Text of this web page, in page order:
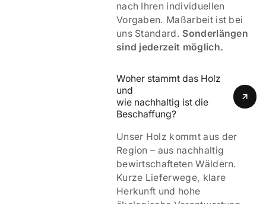
nach Ihren individuellen
Vorgaben. Maßarbeit ist bei
uns Standard. Sonderlängen
sind jederzeit möglich.
Woher stammt das Holz
und
wie nachhaltig ist die
Beschaffung?
Unser Holz kommt aus der
Region – aus nachhaltig
bewirtschafteten Wäldern.
Kurze Lieferwege, klare
Herkunft und hohe